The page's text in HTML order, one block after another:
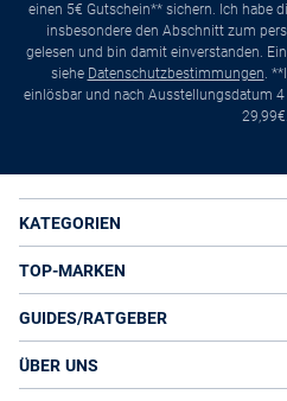
einen 5€ Gutschein** sichern. Ich habe
insbesondere den Abschnitt zum
gelesen und bin damit einverstanden.
siehe Datenschutzbestimmungen.
einlösbar und nach Ausstellungsdatum
29,99€.
KATEGORIEN
TOP-MARKEN
GUIDES/RATGEBER
ÜBER UNS